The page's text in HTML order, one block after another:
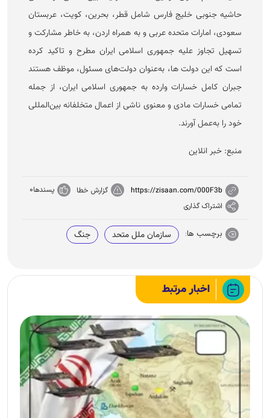
حاشیه جنوبی خلیج فارس شامل قطر، بحرین، کویت، عربستان
سعودی، امارات متحده عربی و به همراه اردن، به خاطر مشارکت و
تسهیل تجاوز علیه جمهوری اسلامی ایران مطرح و تاکید کرده
است که این دولت ها، به‌عنوان دولت‌های مسئول، موظف هستند
جبران کامل خسارات وارده به جمهوری اسلامی ایران، از جمله
تمامی خسارات مادی و معنوی ناشی از اعمال متخلفانه بین‌المللی
خود را به‌عمل آورند.
منبع: خبر انلاین
https://zisaan.com/000F3b گزارش خطا پسندها0
اشتراک گذاری
برچسب ها: سازمان ملل متحد جنگ
اخبار مرتبط